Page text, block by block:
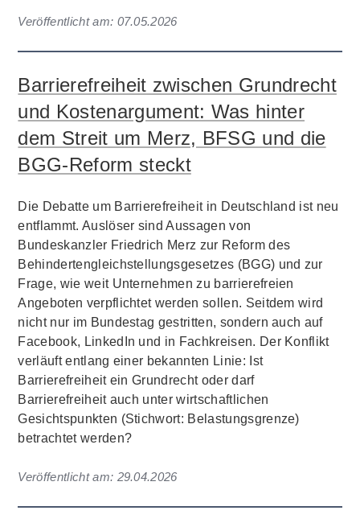
Veröffentlicht am: 07.05.2026
Barrierefreiheit zwischen Grundrecht
und Kostenargument: Was hinter
dem Streit um Merz, BFSG und die
BGG-Reform steckt
Die Debatte um Barrierefreiheit in Deutschland ist neu
entflammt. Auslöser sind Aussagen von
Bundeskanzler Friedrich Merz zur Reform des
Behindertengleichstellungsgesetzes (BGG) und zur
Frage, wie weit Unternehmen zu barrierefreien
Angeboten verpflichtet werden sollen. Seitdem wird
nicht nur im Bundestag gestritten, sondern auch auf
Facebook, LinkedIn und in Fachkreisen. Der Konflikt
verläuft entlang einer bekannten Linie: Ist
Barrierefreiheit ein Grundrecht oder darf
Barrierefreiheit auch unter wirtschaftlichen
Gesichtspunkten (Stichwort: Belastungsgrenze)
betrachtet werden?
Veröffentlicht am: 29.04.2026